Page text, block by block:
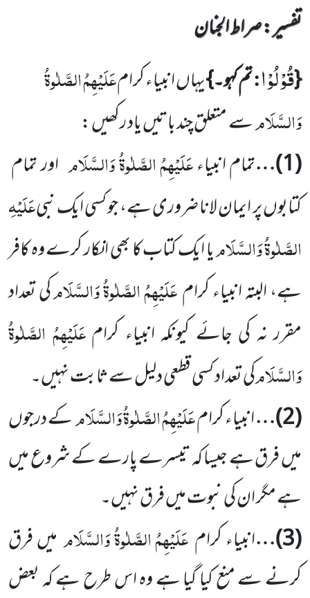
تفسیر : ‎صراط الجنان
{قُوْلُوْا:تم کہو۔}یہاں انبیاء کرامعَلَیْہِمُ الصَّلٰوۃُ
وَالسَّلَامسے متعلق چند باتیں یاد رکھیں :
(
1
)…تمام انبیاءعَلَیْہِمُ الصَّلٰوۃُ وَالسَّلَام اور تمام
کتابوں پر ایمان لانا ضروری ہے، جو کسی ایک نبیعَلَیْہِ
الصَّلٰوۃُوَالسَّلَامیا ایک کتاب کا بھی انکار کرے وہ کافر
ہے، البتہ انبیاء کرامعَلَیْہِمُ الصَّلٰوۃُ وَالسَّلَامکی تعداد
مقرر نہ کی جائے کیونکہ انبیاء کرامعَلَیْہِمُ الصَّلٰوۃُ
وَالسَّلَامکی تعداد کسی قطعی دلیل سے ثابت نہیں۔
(
2
)…انبیاء کرامعَلَیْہِمُ الصَّلٰوۃُ وَالسَّلَامکے درجوں
میں فرق ہے جیسا کہ تیسرے پارے کے شروع میں
ہے مگر ان کی نبوت میں فرق نہیں۔
(
3
)…انبیاء کرامعَلَیْہِمُ الصَّلٰوۃُ وَالسَّلَاممیں فرق
کرنے سے منع کیا گیا ہے وہ اس طرح ہے کہ بعض